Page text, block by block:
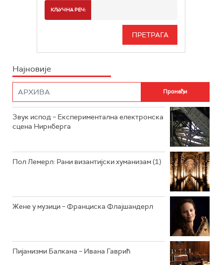
РАДИО БЕОГРАД 3
РАДИО РОКЕНРОЛЕР
РАДИО ЏЕЗЕР
ИНФО
КЉУЧНА РЕЧ:
Најновије
Звук испод – Експериментална електронска
сцена Нирнберга
Пол Лемерл: Рани византијски хуманизам (1)
Жене у музици – Франциска Флајшандерл
Пијанизми Балкана – Ивана Гаврић